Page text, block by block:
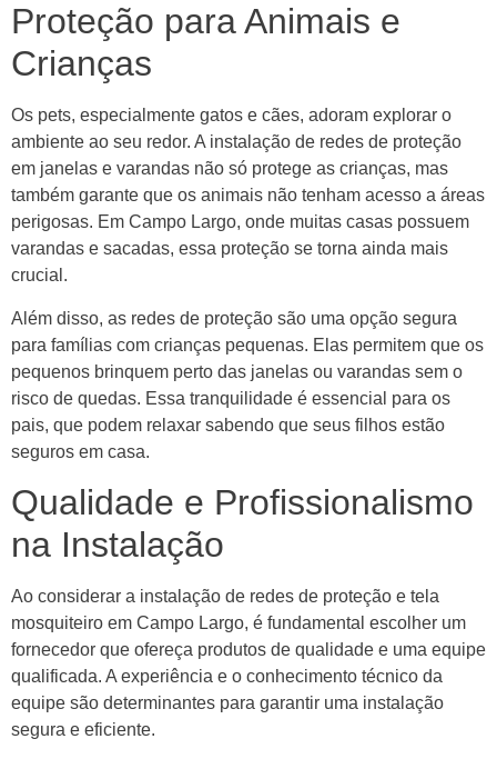
Proteção para Animais e
Crianças
Os pets, especialmente gatos e cães, adoram explorar o
ambiente ao seu redor. A instalação de redes de proteção
em janelas e varandas não só protege as crianças, mas
também garante que os animais não tenham acesso a áreas
perigosas. Em Campo Largo, onde muitas casas possuem
varandas e sacadas, essa proteção se torna ainda mais
crucial.
Além disso, as redes de proteção são uma opção segura
para famílias com crianças pequenas. Elas permitem que os
pequenos brinquem perto das janelas ou varandas sem o
risco de quedas. Essa tranquilidade é essencial para os
pais, que podem relaxar sabendo que seus filhos estão
seguros em casa.
Qualidade e Profissionalismo
na Instalação
Ao considerar a instalação de redes de proteção e tela
mosquiteiro em Campo Largo, é fundamental escolher um
fornecedor que ofereça produtos de qualidade e uma equipe
qualificada. A experiência e o conhecimento técnico da
equipe são determinantes para garantir uma instalação
segura e eficiente.